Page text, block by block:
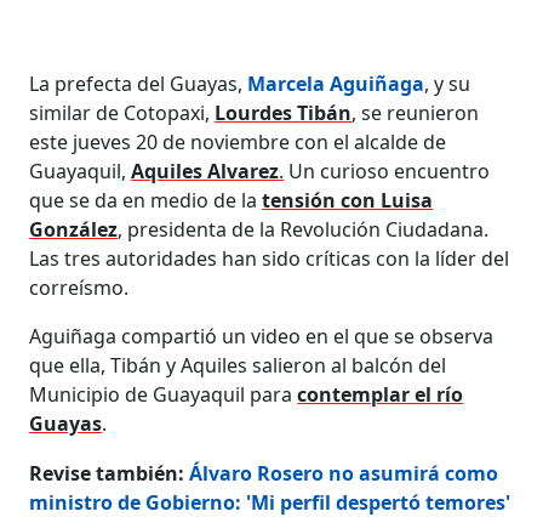
La prefecta del Guayas, Marcela Aguiñaga, y su
similar de Cotopaxi, Lourdes Tibán, se reunieron
este jueves 20 de noviembre con el alcalde de
Guayaquil,Aquiles Alvarez. Un curioso encuentro
que se da en medio de latensión con Luisa
González, presidenta de la Revolución Ciudadana.
Las tres autoridades han sido críticas con la líder del
correísmo.
Aguiñaga compartió un video en el que se observa
que ella, Tibán y Aquiles salieron al balcón del
Municipio de Guayaquil paracontemplar el río
Guayas.
Revise también:Álvaro Rosero no asumirá como
ministro de Gobierno: 'Mi perfil despertó temores'